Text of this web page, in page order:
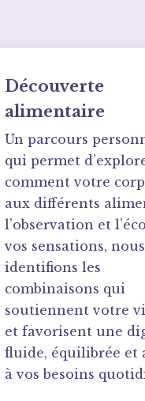
Découverte
alimentaire
Un parcours
qui permet
comment votre
aux différents
l’observation et
vos sensations, nous
identifions les
combinaisons qui
soutiennent votre
et favorisent une
fluide, équilibrée et
à vos besoins